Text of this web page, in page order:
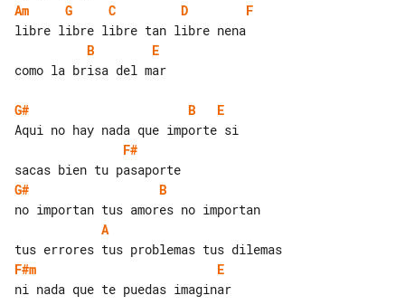
Am
G C D
F
B
E
como la brisa del mar
G# B
E
F#
G#
B
A
F#m
E
ni nada que te puedas imaginar